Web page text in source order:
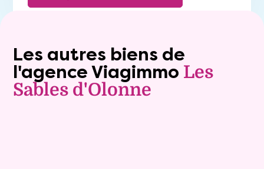
Les autres biens de
l'agence Viagimmo Les
Sables d'Olonne